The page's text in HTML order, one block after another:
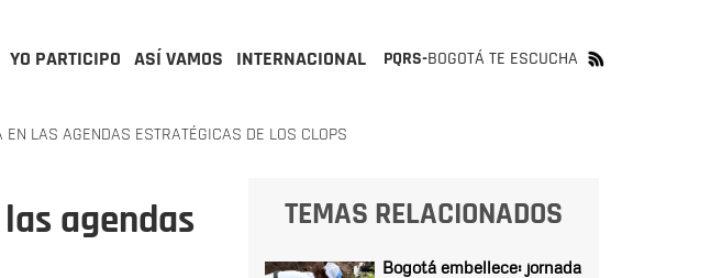
YO PARTICIPO ASÍ VAMOS INTERNACIONAL PQRS-BOGOTÁ TE ESCUCHA
LAS AGENDAS ESTRATÉGICAS DE LOS CLOPS
agendas
TEMAS RELACIONADOS
Bogotá embellece: jornada